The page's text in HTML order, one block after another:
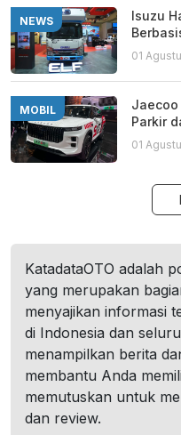
NEWS
Isuzu
01
MOBIL
Jaecoo
Parkir
01
KatadataOTO adalah
yang merupakan
menyajikan informasi
di Indonesia dan
menampilkan berita
membantu Anda
memutuskan untuk
dan review.